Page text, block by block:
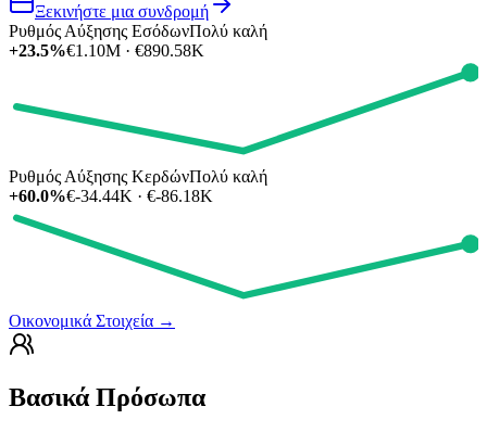
Ξεκινήστε μια συνδρομή
Ρυθμός Αύξησης ΕσόδωνΠολύ καλή
+23.5%€1.10M · €890.58K
Ρυθμός Αύξησης ΚερδώνΠολύ καλή
+60.0%€-34.44K · €-86.18K
Οικονομικά Στοιχεία →
Βασικά Πρόσωπα